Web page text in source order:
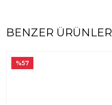
BENZER ÜRÜNLER
%57